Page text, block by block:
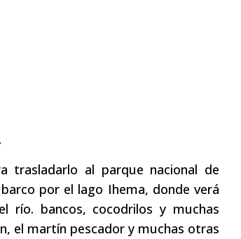
trasladarlo al parque nacional de
por el lago Ihema, donde verá
río. bancos, cocodrilos y muchas
el martín pescador y muchas otras